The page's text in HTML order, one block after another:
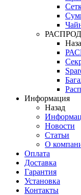
Информация
Назад
Новости
Статьи
О
Оплата
Доставка
Гарантия
Установка
Контакты